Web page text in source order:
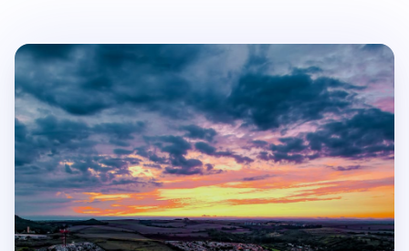
Contraste A- A+
CLIMA AGORA
Céu limpo
21°C• Umid.72%